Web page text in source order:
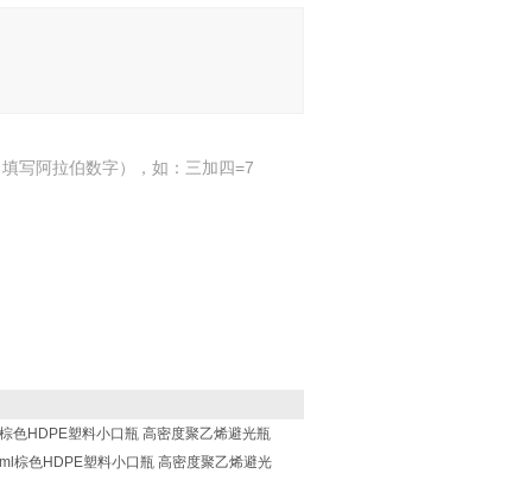
写阿拉伯数字），如：三加四=7
色HDPE塑料小口瓶 高密度聚乙烯避光瓶
棕色HDPE塑料小口瓶 高密度聚乙烯避光